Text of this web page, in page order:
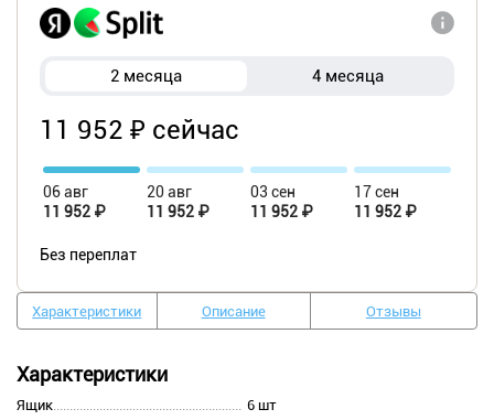
2 месяца 4 месяца
11 952 ₽ сейчас
06 авг
11 952 ₽
20 авг
11 952 ₽
03 сен
11 952 ₽
17 сен
11 952 ₽
Без переплат
Характеристики Описание Отзывы
Характеристики
Ящик
6 шт